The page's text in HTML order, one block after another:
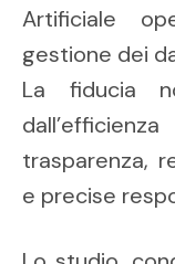
Artificiale
gestione dei
La fiducia
trasparenza,
e precise